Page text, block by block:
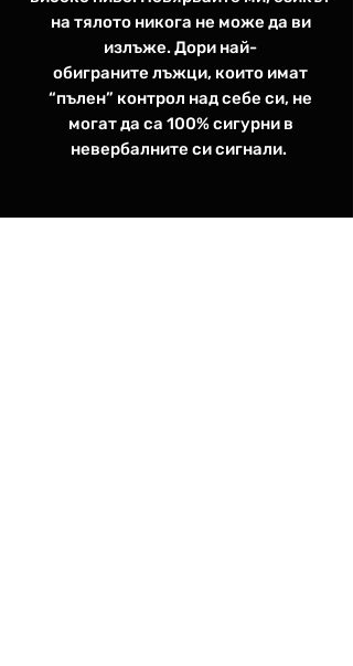
на тялото никога не може да ви
излъже. Дори най-
обиграните лъжци, които имат
“пълен” контрол над себе си, не
могат да са 100% сигурни в
невербалните си сигнали.